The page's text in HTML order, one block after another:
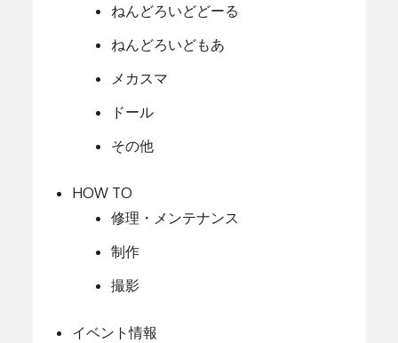
ねんどろいどどーる
ねんどろいどもあ
メカスマ
ドール
その他
HOW TO
修理・メンテナンス
制作
撮影
イベント情報